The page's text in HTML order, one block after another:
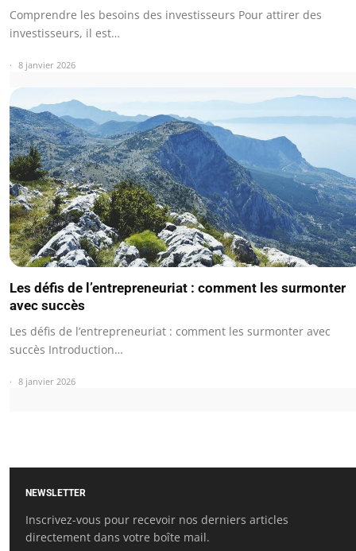
Comprendre les besoins des investisseurs Pour attirer des
investisseurs, il est…
8 janvier 2026
Les défis de l’entrepreneuriat : comment les surmonter
avec succès
Les défis de l’entrepreneuriat : comment les surmonter avec
succès Introduction…
8 janvier 2026
NEWSLETTER
Inscrivez-vous pour recevoir nos derniers articles
directement dans votre boîte mail.